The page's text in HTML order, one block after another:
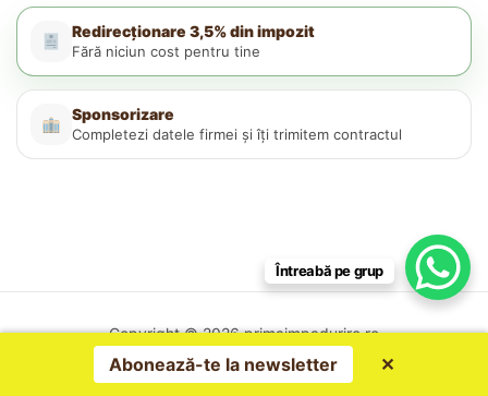
Redirecționare 3,5% din impozit
Fără niciun cost pentru tine
Sponsorizare
Completezi datele firmei și îți trimitem contractul
Copyright © 2026 primaimpadurire.ro
Politica de confidențialitate
Abonează-te la newsletter ✕
Întreabă pe grup